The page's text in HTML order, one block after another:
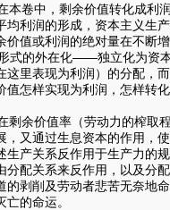
卷中，剩余价值转化成利
利润的形成，资本主义生
值或利润的绝对量在不断
式的外在化——独立化为资
里表现为利润）的分配，
怎样实现为利润，怎样转
余价值率（劳动力的榨取
又通过生息资本的作用，
产关系反作用于生产力的
配关系来反作用，以及分
剥削及劳动者悲苦无奈地
的命运。